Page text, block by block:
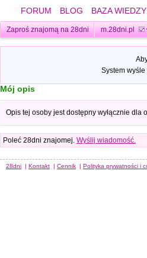
FORUM BLOG BAZA WIEDZY
Zaproś znajomą na 28dni m.28dni.pl
System
Mój opis
Opis tej osoby jest dostępny wyłącznie dla
Poleć 28dni znajomej. Wyślij wiadomość.
28dni | Kontakt | Cennik | Polityka prywatności i